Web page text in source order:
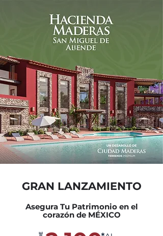
GRAN LANZAMIENTO
Asegura Tu Patrimonio en el
corazón de MÉXICO